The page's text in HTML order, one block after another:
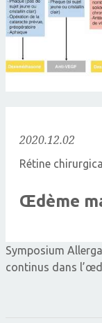
2020.12.02
Rétine
Œdème
Symposium
continus dans